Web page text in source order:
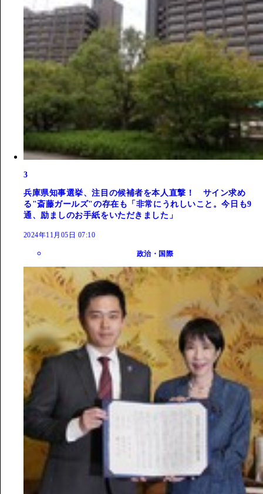
3
兵庫県知事選挙、注目の候補者を本人直撃！ サイン求め
る"斎藤ガールズ"の存在も「非常にうれしいこと。今日も9
通、励ましのお手紙をいただきました」
2024年11月05日 07:10
政治・国際